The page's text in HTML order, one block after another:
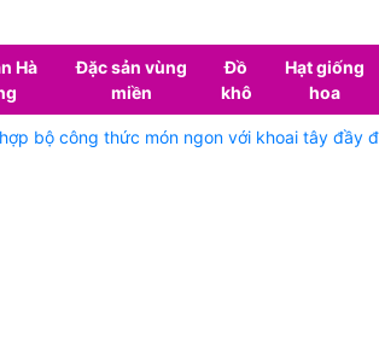
Hà
Đặc sản vùng
miền
Đồ
khô
Hạt giống
hoa
bộ công thức món ngon với khoai tây đầy